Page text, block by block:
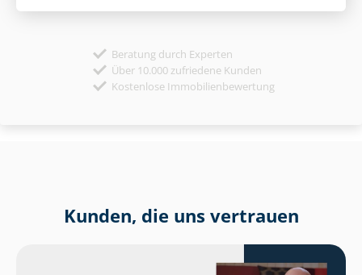
Beratung durch Experten
Über 10.000 zufriedene Kunden
Kostenlose Immobilienbewertung
Kunden, die uns vertrauen